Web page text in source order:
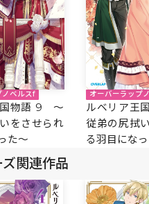
ノベルスf
国物語 9 ～
をさせられ
た～
オーバーラップ
ルベリア王
従弟の尻拭
る羽目にな
ズ関連作品